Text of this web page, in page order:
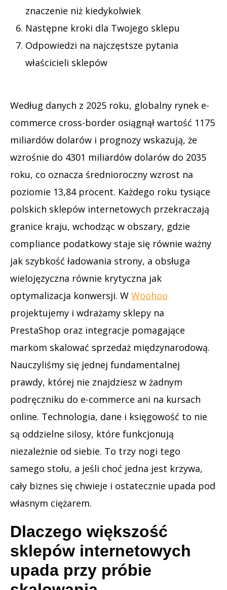
znaczenie niż kiedykolwiek
Następne kroki dla Twojego sklepu
Odpowiedzi na najczęstsze pytania
właścicieli sklepów
Według danych z 2025 roku, globalny rynek e-
commerce cross-border osiągnął wartość 1175
miliardów dolarów i prognozy wskazują, że
wzrośnie do 4301 miliardów dolarów do 2035
roku, co oznacza średnioroczny wzrost na
poziomie 13,84 procent. Każdego roku tysiące
polskich sklepów internetowych przekraczają
granice kraju, wchodząc w obszary, gdzie
compliance podatkowy staje się równie ważny
jak szybkość ładowania strony, a obsługa
wielojęzyczna równie krytyczna jak
optymalizacja konwersji. W Woohoo
projektujemy i wdrażamy sklepy na
PrestaShop oraz integracje pomagające
markom skalować sprzedaż międzynarodową.
Nauczyliśmy się jednej fundamentalnej
prawdy, której nie znajdziesz w żadnym
podręczniku do e-commerce ani na kursach
online. Technologia, dane i księgowość to nie
są oddzielne silosy, które funkcjonują
niezależnie od siebie. To trzy nogi tego
samego stołu, a jeśli choć jedna jest krzywa,
cały biznes się chwieje i ostatecznie upada pod
własnym ciężarem.
Dlaczego większość
sklepów internetowych
upada przy próbie